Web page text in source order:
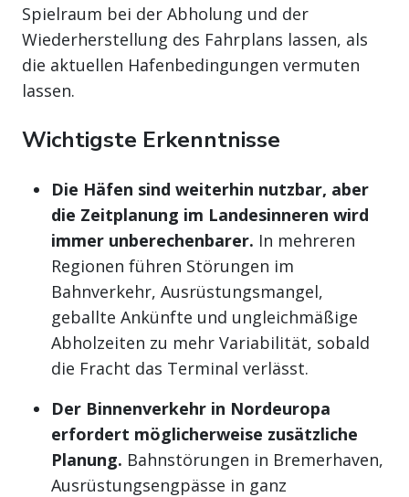
Spielraum bei der Abholung und der
Wiederherstellung des Fahrplans lassen, als
die aktuellen Hafenbedingungen vermuten
lassen.
Wichtigste Erkenntnisse
Die Häfen sind weiterhin nutzbar, aber
die Zeitplanung im Landesinneren wird
immer unberechenbarer. In mehreren
Regionen führen Störungen im
Bahnverkehr, Ausrüstungsmangel,
geballte Ankünfte und ungleichmäßige
Abholzeiten zu mehr Variabilität, sobald
die Fracht das Terminal verlässt.
Der Binnenverkehr in Nordeuropa
erfordert möglicherweise zusätzliche
Planung. Bahnstörungen in Bremerhaven,
Ausrüstungsengpässe in ganz